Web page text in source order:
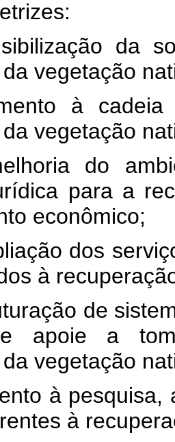
da
vegetação
à cadeia
vegetação
do
para a
econômico;
dos
à
de
apoie a
vegetação
à pesquisa,
à